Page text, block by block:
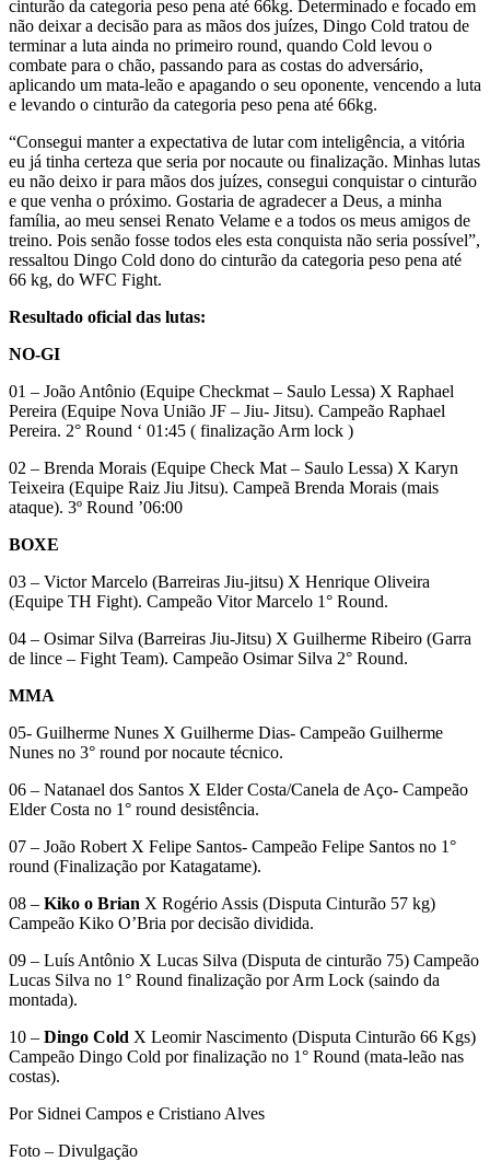
cinturão da categoria peso pena até 66kg. Determinado e focado em
não deixar a decisão para as mãos dos juízes, Dingo Cold tratou de
terminar a luta ainda no primeiro round, quando Cold levou o
combate para o chão, passando para as costas do adversário,
aplicando um mata-leão e apagando o seu oponente, vencendo a luta
e levando o cinturão da categoria peso pena até 66kg.
“Consegui manter a expectativa de lutar com inteligência, a vitória
eu já tinha certeza que seria por nocaute ou finalização. Minhas lutas
eu não deixo ir para mãos dos juízes, consegui conquistar o cinturão
e que venha o próximo. Gostaria de agradecer a Deus, a minha
família, ao meu sensei Renato Velame e a todos os meus amigos de
treino. Pois senão fosse todos eles esta conquista não seria possível”,
ressaltou Dingo Cold dono do cinturão da categoria peso pena até
66 kg, do WFC Fight.
Resultado oficial das lutas:
NO-GI
01 – João Antônio (Equipe Checkmat – Saulo Lessa) X Raphael
Pereira (Equipe Nova União JF – Jiu- Jitsu). Campeão Raphael
Pereira. 2° Round ‘ 01:45 ( finalização Arm lock )
02 – Brenda Morais (Equipe Check Mat – Saulo Lessa) X Karyn
Teixeira (Equipe Raiz Jiu Jitsu). Campeã Brenda Morais (mais
ataque). 3º Round ’06:00
BOXE
03 – Victor Marcelo (Barreiras Jiu-jitsu) X Henrique Oliveira
(Equipe TH Fight). Campeão Vitor Marcelo 1° Round.
04 – Osimar Silva (Barreiras Jiu-Jitsu) X Guilherme Ribeiro (Garra
de lince – Fight Team). Campeão Osimar Silva 2° Round.
MMA
05- Guilherme Nunes X Guilherme Dias- Campeão Guilherme
Nunes no 3° round por nocaute técnico.
06 – Natanael dos Santos X Elder Costa/Canela de Aço- Campeão
Elder Costa no 1° round desistência.
07 – João Robert X Felipe Santos- Campeão Felipe Santos no 1°
round (Finalização por Katagatame).
08 – Kiko o Brian X Rogério Assis (Disputa Cinturão 57 kg)
Campeão Kiko O’Bria por decisão dividida.
09 – Luís Antônio X Lucas Silva (Disputa de cinturão 75) Campeão
Lucas Silva no 1° Round finalização por Arm Lock (saindo da
montada).
10 – Dingo Cold X Leomir Nascimento (Disputa Cinturão 66 Kgs)
Campeão Dingo Cold por finalização no 1° Round (mata-leão nas
costas).
Por Sidnei Campos e Cristiano Alves
Foto – Divulgação